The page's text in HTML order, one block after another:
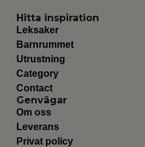
Hitta inspiration
Leksaker
Barnrummet
Utrustning
Category
Contact
Genvägar
Om oss
Leverans
Privat policy